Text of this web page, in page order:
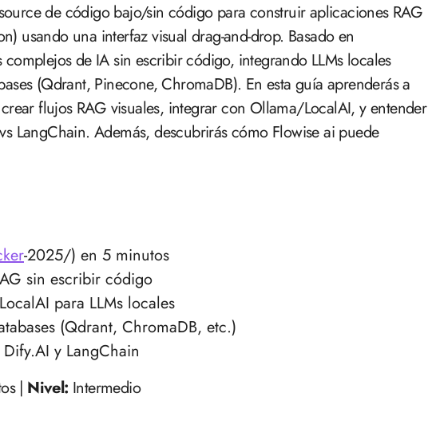
usando una interfaz visual drag-and-drop. Basado en
de IA sin escribir código, integrando LLMs locales
(Qdrant, Pinecone, ChromaDB). En esta guía aprenderás a
flujos RAG visuales, integrar con Ollama/LocalAI, y entender
LangChain. Además, descubrirás cómo Flowise ai puede
-2025/) en 5 minutos
sin escribir código
para LLMs locales
(Qdrant, ChromaDB, etc.)
y LangChain
| Nivel: Intermedio